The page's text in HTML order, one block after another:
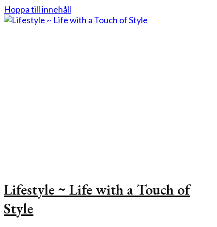
Hoppa till innehåll
Lifestyle ~ Life with a Touch of
Style